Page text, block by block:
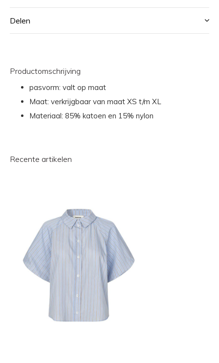
Delen
Productomschrijving
pasvorm: valt op maat
Maat: verkrijgbaar van maat XS t/m XL
Materiaal: 85% katoen en 15% nylon
Recente artikelen